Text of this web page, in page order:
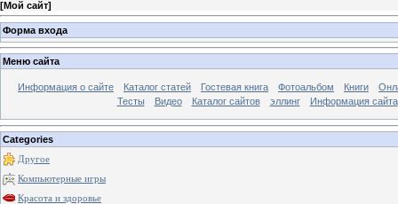
[Мой сайт]
Форма входа
Меню сайта
Информация о сайте Каталог статей Гостевая книга Фотоальбом Книги
Тесты
Видео Каталог сайтов эллинг Информация сайта
Categories
Другое
Компьютерные игры
Красота и здоровье